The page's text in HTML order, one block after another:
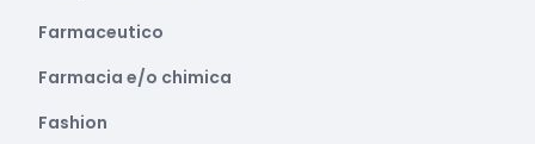
Farmaceutico
Farmacia e/o chimica
Fashion